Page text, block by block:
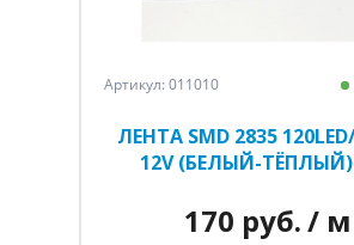
Артикул: 011010
ЛЕНТА SMD 2835
12V (БЕЛЫЙ-ТЁПЛЫЙ)
170 руб./ м